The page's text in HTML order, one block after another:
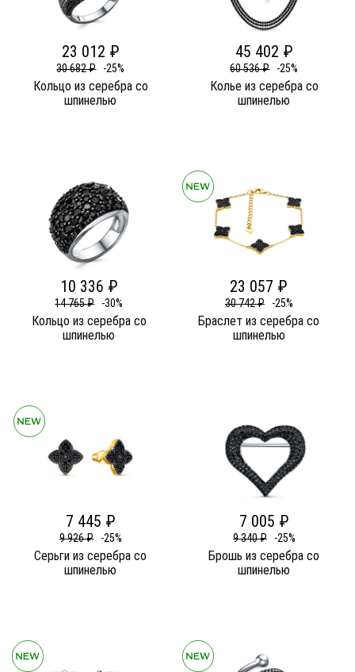
23 012 ₽
30 682 ₽ -25%
Кольцо из серебра со
шпинелью
45 402 ₽
60 536 ₽ -25%
Колье из серебра со
шпинелью
10 336 ₽
14 765 ₽ -30%
Кольцо из серебра со
шпинелью
23 057 ₽
30 742 ₽ -25%
Браслет из серебра со
шпинелью
7 445 ₽
9 926 ₽ -25%
Серьги из серебра со
шпинелью
7 005 ₽
9 340 ₽ -25%
Брошь из серебра со
шпинелью